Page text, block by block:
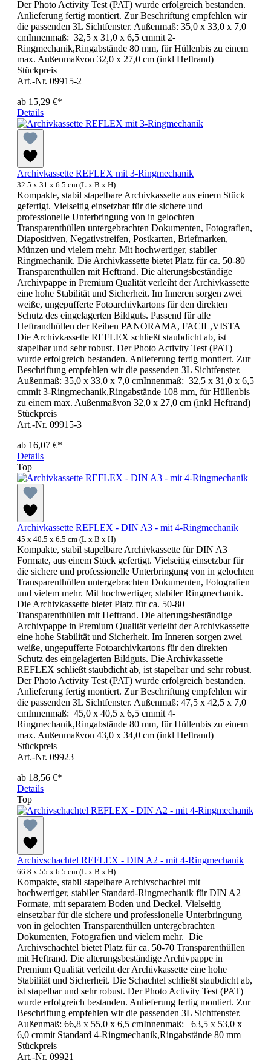
Der Photo Activity Test (PAT) wurde erfolgreich bestanden.
Anlieferung fertig montiert. Zur Beschriftung empfehlen wir
die passenden 3L Sichtfenster. Außenmaß: 35,0 x 33,0 x 7,0
cmInnenmaß: 32,5 x 31,0 x 6,5 cmmit 2-
Ringmechanik,Ringabstände 80 mm, für Hüllenbis zu einem
max. Außenmaßvon 32,0 x 27,0 cm (inkl Heftrand)
Stückpreis
Art.-Nr. 09915-2
ab 15,29 €*
Details
Archivkassette REFLEX mit 3-Ringmechanik
32.5 x 31 x 6.5 cm (L x B x H)
Kompakte, stabil stapelbare Archivkassette aus einem Stück
gefertigt. Vielseitig einsetzbar für die sichere und
professionelle Unterbringung von in gelochten
Transparenthüllen untergebrachten Dokumenten, Fotografien,
Diapositiven, Negativstreifen, Postkarten, Briefmarken,
Münzen und vielem mehr. Mit hochwertiger, stabiler
Ringmechanik. Die Archivkassette bietet Platz für ca. 50-80
Transparenthüllen mit Heftrand. Die alterungsbeständige
Archivpappe in Premium Qualität verleiht der Archivkassette
eine hohe Stabilität und Sicherheit. Im Inneren sorgen zwei
weiße, ungepufferte Fotoarchivkartons für den direkten
Schutz des eingelagerten Bildguts. Passend für alle
Heftrandhüllen der Reihen PANORAMA, FACIL,VISTA
Die Archivkassette REFLEX schließt staubdicht ab, ist
stapelbar und sehr robust. Der Photo Activity Test (PAT)
wurde erfolgreich bestanden. Anlieferung fertig montiert. Zur
Beschriftung empfehlen wir die passenden 3L Sichtfenster.
Außenmaß: 35,0 x 33,0 x 7,0 cmInnenmaß: 32,5 x 31,0 x 6,5
cmmit 3-Ringmechanik,Ringabstände 108 mm, für Hüllenbis
zu einem max. Außenmaßvon 32,0 x 27,0 cm (inkl Heftrand)
Stückpreis
Art.-Nr. 09915-3
ab 16,07 €*
Details
Top
Archivkassette REFLEX - DIN A3 - mit 4-Ringmechanik
45 x 40.5 x 6.5 cm (L x B x H)
Kompakte, stabil stapelbare Archivkassette für DIN A3
Formate, aus einem Stück gefertigt. Vielseitig einsetzbar für
die sichere und professionelle Unterbringung von in gelochten
Transparenthüllen untergebrachten Dokumenten, Fotografien
und vielem mehr. Mit hochwertiger, stabiler Ringmechanik.
Die Archivkassette bietet Platz für ca. 50-80
Transparenthüllen mit Heftrand. Die alterungsbeständige
Archivpappe in Premium Qualität verleiht der Archivkassette
eine hohe Stabilität und Sicherheit. Im Inneren sorgen zwei
weiße, ungepufferte Fotoarchivkartons für den direkten
Schutz des eingelagerten Bildguts. Die Archivkassette
REFLEX schließt staubdicht ab, ist stapelbar und sehr robust.
Der Photo Activity Test (PAT) wurde erfolgreich bestanden.
Anlieferung fertig montiert. Zur Beschriftung empfehlen wir
die passenden 3L Sichtfenster. Außenmaß: 47,5 x 42,5 x 7,0
cmInnenmaß: 45,0 x 40,5 x 6,5 cmmit 4-
Ringmechanik,Ringabstände 80 mm, für Hüllenbis zu einem
max. Außenmaßvon 43,0 x 34,0 cm (inkl Heftrand)
Stückpreis
Art.-Nr. 09923
ab 18,56 €*
Details
Top
Archivschachtel REFLEX - DIN A2 - mit 4-Ringmechanik
66.8 x 55 x 6.5 cm (L x B x H)
Kompakte, stabil stapelbare Archivschachtel mit
hochwertiger, stabiler Standard-Ringmechanik für DIN A2
Formate, mit separatem Boden und Deckel. Vielseitig
einsetzbar für die sichere und professionelle Unterbringung
von in gelochten Transparenthüllen untergebrachten
Dokumenten, Fotografien und vielem mehr. Die
Archivschachtel bietet Platz für ca. 50-70 Transparenthüllen
mit Heftrand. Die alterungsbeständige Archivpappe in
Premium Qualität verleiht der Archivkassette eine hohe
Stabilität und Sicherheit. Die Schachtel schließt staubdicht ab,
ist stapelbar und sehr robust. Der Photo Activity Test (PAT)
wurde erfolgreich bestanden. Anlieferung fertig montiert. Zur
Beschriftung empfehlen wir die passenden 3L Sichtfenster.
Außenmaß: 66,8 x 55,0 x 6,5 cmInnenmaß: 63,5 x 53,0 x
6,0 cmmit Standard 4-Ringmechanik,Ringabstände 80 mm
Stückpreis
Art.-Nr. 09921